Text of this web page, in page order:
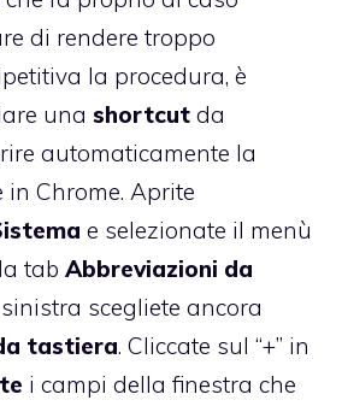
di rendere troppo
la procedura, è
una shortcut da
automaticamente la
Chrome. Aprite
e selezionate il menù
tab Abbreviazioni da
scegliete ancora
tastiera. Cliccate sul “+” in
i campi della finestra che